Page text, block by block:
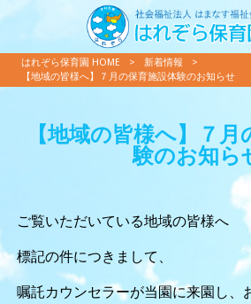
はれぞら保育園 HOME > 新着情報
>
【地域の皆様へ】７月の保育施設体験のお知らせ
【地域の皆様へ】７
験のお知ら
ご覧いただいている地域の皆様へ
標記の件につきまして、
嘱託カウンセラーが当園に来園し、